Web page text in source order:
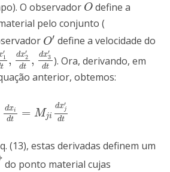
O observador O
O define a
pelo conjunto (
O′
O′ define a velocidade do
′
1
t , dx′
2
dt , dx′
3
dt
1′d t,dx2 ′dt,dx 3′dt
). Ora, derivando, em
anterior, obtemos:
dxi
dt = Mji
dx′
j
dt
dxid t=Mjidx j′dt
(13), estas derivadas definem um
do ponto material cujas